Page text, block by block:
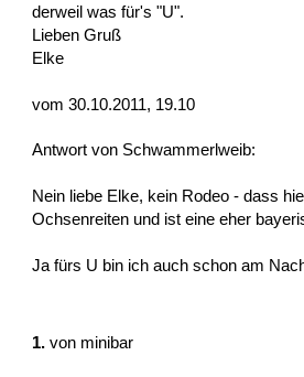
derweil was für's "U".
Lieben Gruß
Elke
vom 30.10.2011, 19.10
Antwort von Schwammerlweib:
Nein liebe Elke, kein Rodeo - dass
Ochsenreiten und ist eine eher
Ja fürs U bin ich auch schon am
1. von minibar